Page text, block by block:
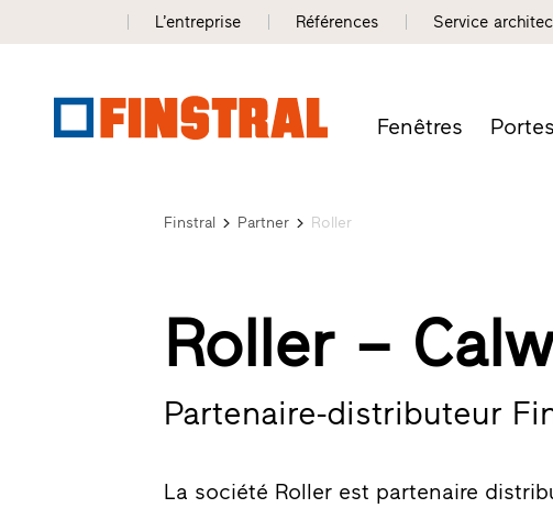
L’entreprise Références Service
Fenêtres
Finstral Partner Roller
Roller –
Partenaire-distributeur
La société Roller est partenaire